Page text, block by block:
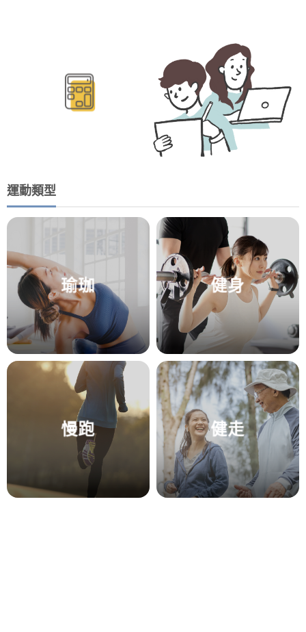
運動類型
瑜珈 健身
慢跑 健走